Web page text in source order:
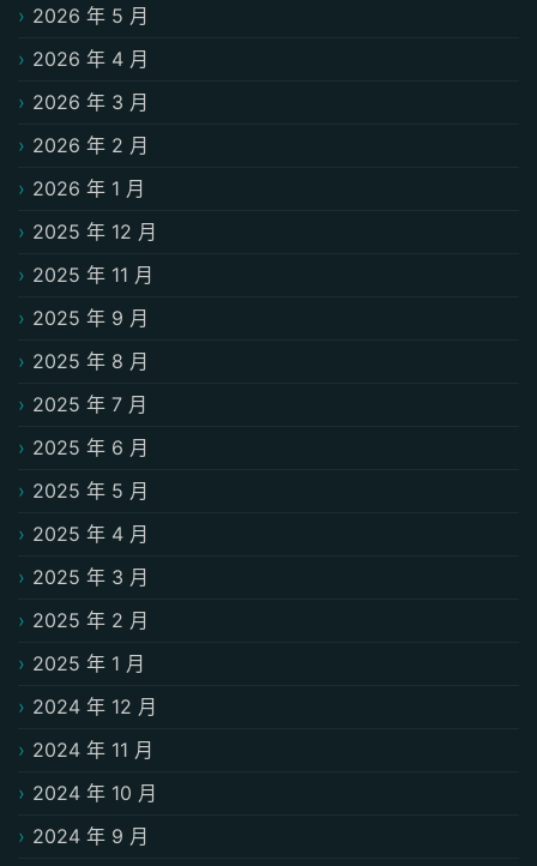
2026 年 5 月
2026 年 4 月
2026 年 3 月
2026 年 2 月
2026 年 1 月
2025 年 12 月
2025 年 11 月
2025 年 9 月
2025 年 8 月
2025 年 7 月
2025 年 6 月
2025 年 5 月
2025 年 4 月
2025 年 3 月
2025 年 2 月
2025 年 1 月
2024 年 12 月
2024 年 11 月
2024 年 10 月
2024 年 9 月